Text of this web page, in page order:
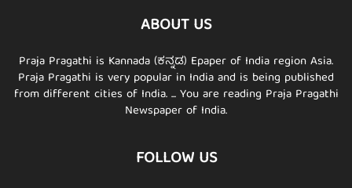
ABOUT US
Praja Pragathi is Kannada (ಕನ್ನಡ) Epaper of India region Asia.
Praja Pragathi is very popular in India and is being published
from different cities of India. ... You are reading Praja Pragathi
Newspaper of India.
FOLLOW US